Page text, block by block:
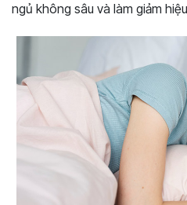
ngủ không sâu và làm giảm